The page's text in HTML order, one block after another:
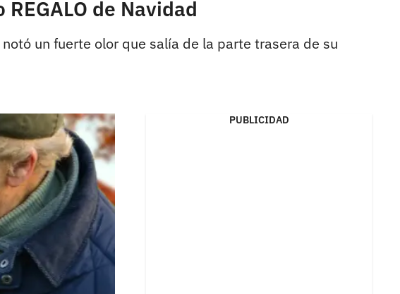
de Navidad
un fuerte olor que salía de la parte trasera de su
PUBLICIDAD